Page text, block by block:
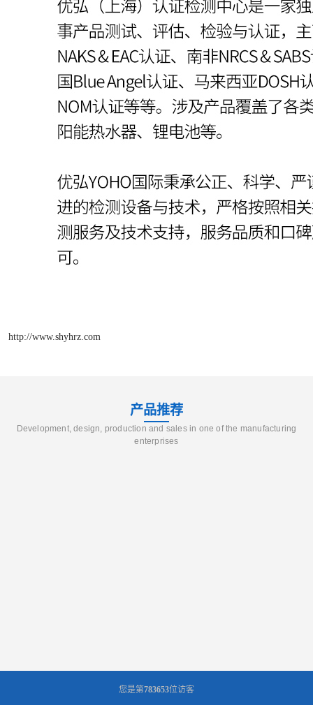
http://www.shyhrz.com
产品推荐
Development, design, production and sales in one of the manufacturing
enterprises
您是第783653位访客